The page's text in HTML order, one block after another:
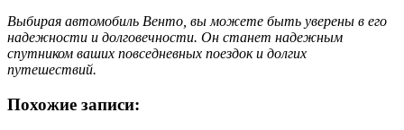
Выбирая автомобиль Венто, вы можете быть уверены в его
надежности и долговечности. Он станет надежным
спутником ваших повседневных поездок и долгих
путешествий.
Похожие записи: